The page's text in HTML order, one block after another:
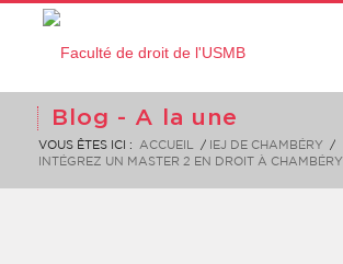
Blog - A la une
VOUS ÊTES ICI : ACCUEIL / IEJ DE CHAMBÉRY
/
INTÉGREZ UN MASTER 2 EN DROIT À CHAMBÉRY